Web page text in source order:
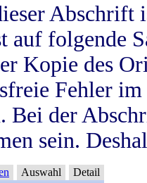
Abschrift
auf folgende
Kopie des
Fehler
Bei der
sein.
Auswahl Detail